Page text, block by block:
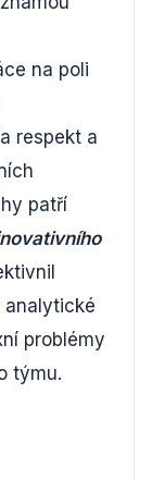
na poli
respekt a
patří
analytické
problémy
týmu.